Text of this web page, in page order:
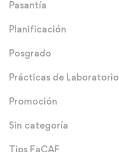
Pasantía
Planificación
Posgrado
Prácticas de Laboratorio
Promoción
Sin categoría
Tips FaCAF